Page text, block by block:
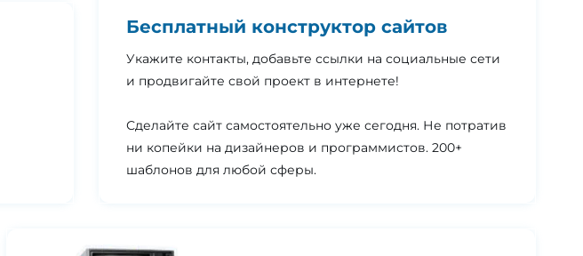
Бесплатный конструктор сайтов
Укажите контакты, добавьте ссылки на социальные сети
и продвигайте свой проект в интернете!
Сделайте сайт самостоятельно уже сегодня. Не потратив
ни копейки на дизайнеров и программистов. 200+
шаблонов для любой сферы.